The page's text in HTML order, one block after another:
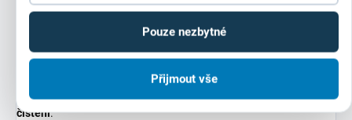
Pouze nezbytné
Přijmout vše
svářeče, automechaniky, truhláře, klempíře a další odborníky, kteří
spolehlivý nástroj pro každodenní použití
do DIY a renovací
zkrášlujete kovové předměty, tento kartáč vám
Průmyslové provozy– vhodný pro údržbu
strojů, zařízení a konstrukcí, kde je potřebarychlé a důkladné
čištění.